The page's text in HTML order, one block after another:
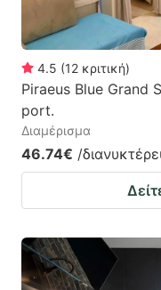
4.5 (12 κριτική)
Piraeus Blue Grand
port.
Διαμέρισμα
46.74€ /